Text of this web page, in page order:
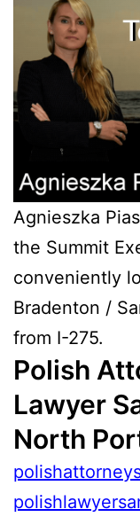
Agnieszka
the Summit
conveniently
Bradenton /
from I-275.
Polish
Lawyer
North